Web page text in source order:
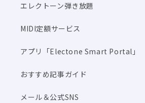
エレクトーン弾き放題
MIDI定額サービス
アプリ「Electone Smart Portal」
おすすめ記事ガイド
メール＆公式SNS